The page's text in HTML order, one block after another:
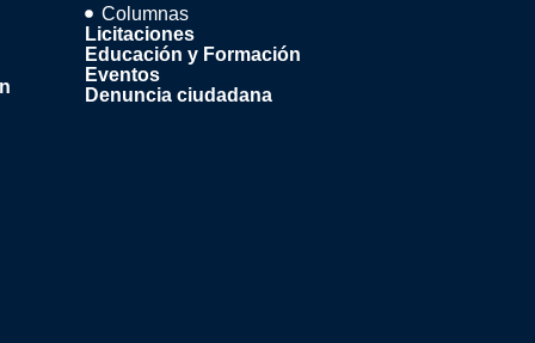
Columnas
Licitaciones
Educación y Formación
Eventos
Denuncia ciudadana